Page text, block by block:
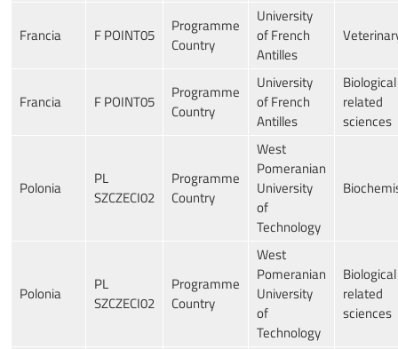
Francia F POINT05
Programme
Country
University
of French
Antilles
Francia F POINT05
Programme
Country
University
of French
Antilles
related
sciences
Polonia
PL
SZCZECI02
Programme
Country
West
Pomeranian
University
of
Technology
Polonia
PL
SZCZECI02
Programme
Country
West
Pomeranian
University
of
Technology
related
sciences